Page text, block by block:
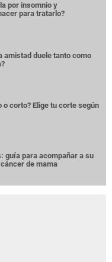
por insomnio y
para tratarlo?
amistad duele tanto como
o corto? Elige tu corte según
guía para acompañar a su
de mama